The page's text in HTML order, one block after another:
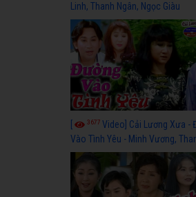
Linh, Thanh Ngân, Ngọc Giàu
3677 Video] Cải Lương Xưa -
Vào Tình Yêu - Minh Vương,
Tâm, Kim Tử Long, Thoại Mỹ,